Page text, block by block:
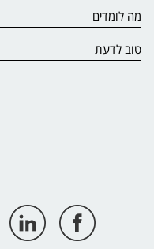
מה לומדים
טוב לדעת